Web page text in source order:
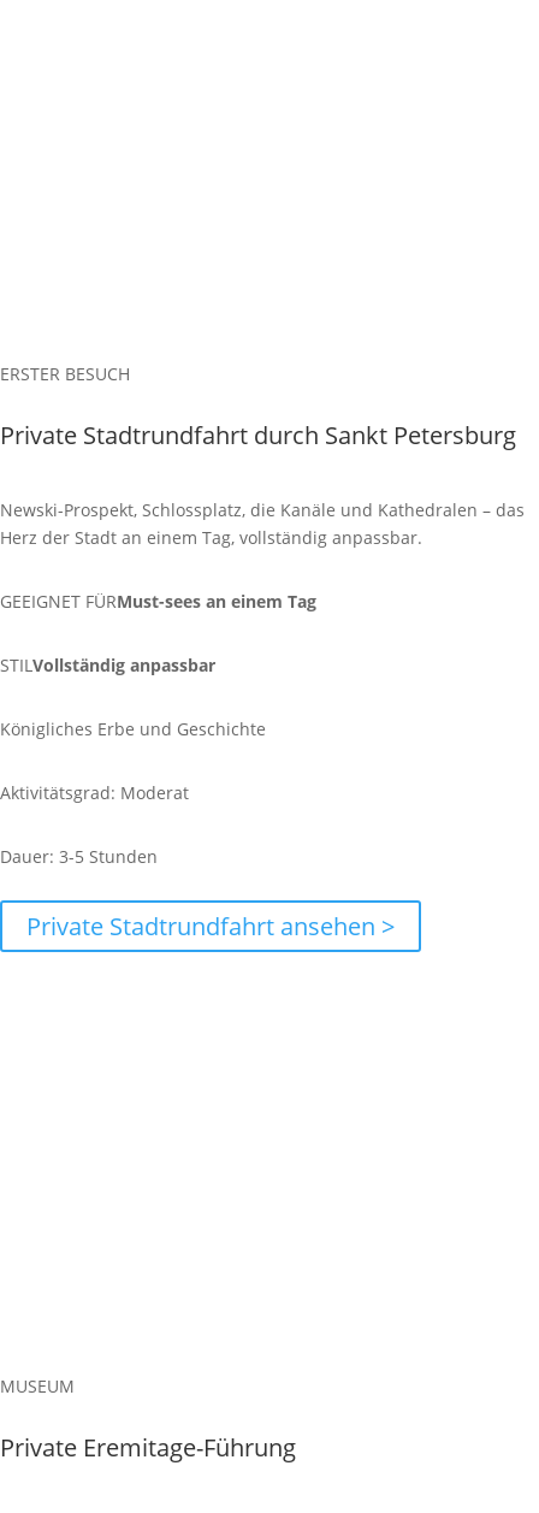
ERSTER BESUCH
Private Stadtrundfahrt durch Sankt Petersburg
Newski-Prospekt, Schlossplatz, die Kanäle und Kathedralen – das
Herz der Stadt an einem Tag, vollständig anpassbar.
GEEIGNET FÜRMust-sees an einem Tag
STIL Vollständig anpassbar
Königliches Erbe und Geschichte
Aktivitätsgrad: Moderat
Dauer: 3-5 Stunden
Private Stadtrundfahrt ansehen >
MUSEUM
Private Eremitage-Führung